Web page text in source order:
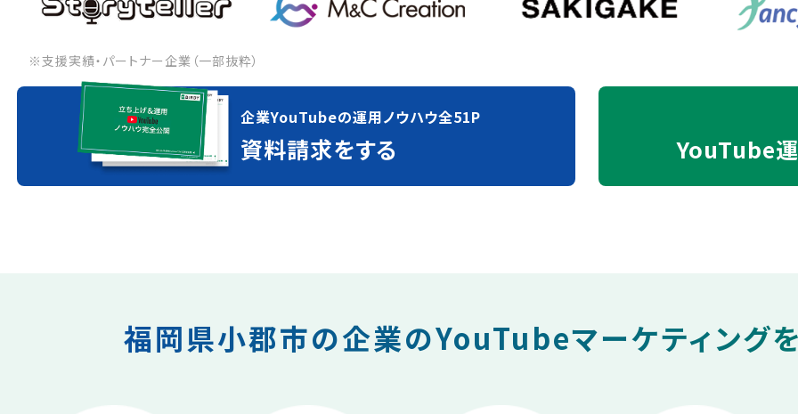
※支援実績・パートナー企業（一部抜粋）
企業YouTubeの運用ノウハウ全51P
資料請求をする YouTube
福岡県小郡市の企業のYouTubeマーケティング